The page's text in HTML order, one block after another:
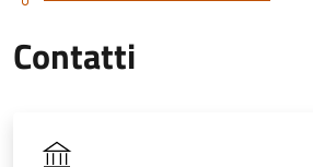
Contatti